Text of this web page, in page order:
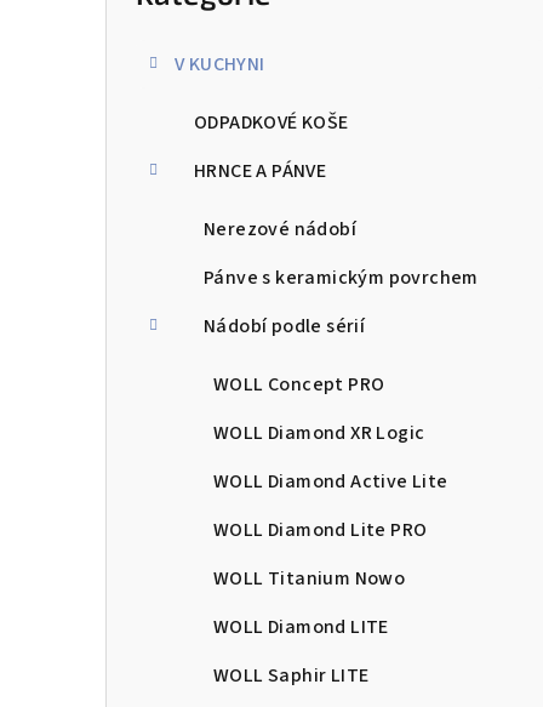
kategorie
V KUCHYNI
ODPADKOVÉ KOŠE
HRNCE A PÁNVE
Nerezové nádobí
Pánve s keramickým povrchem
Nádobí podle sérií
WOLL Concept PRO
WOLL Diamond XR Logic
WOLL Diamond Active Lite
WOLL Diamond Lite PRO
WOLL Titanium Nowo
WOLL Diamond LITE
WOLL Saphir LITE